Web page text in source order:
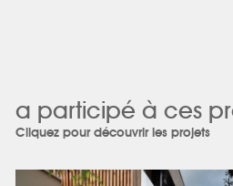
a participé à ces
Cliquez pour découvrir les projets